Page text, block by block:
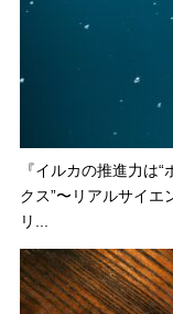
『イルカの推進力は“
クス”〜リアルサイエ
リ...